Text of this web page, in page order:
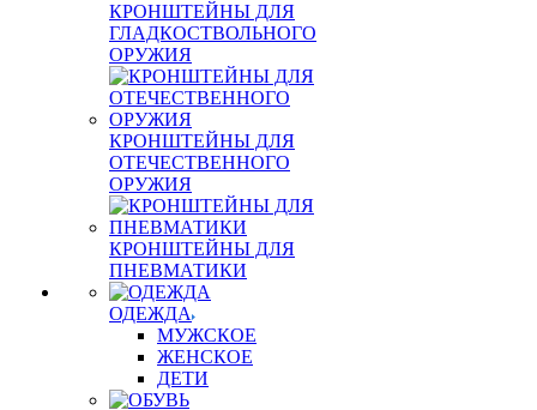
КРОНШТЕЙНЫ ДЛЯ
ГЛАДКОСТВОЛЬНОГО
ОРУЖИЯ
КРОНШТЕЙНЫ ДЛЯ
ОТЕЧЕСТВЕННОГО
ОРУЖИЯ
КРОНШТЕЙНЫ ДЛЯ
ПНЕВМАТИКИ
ОДЕЖДА
МУЖСКОЕ
ЖЕНСКОЕ
ДЕТИ